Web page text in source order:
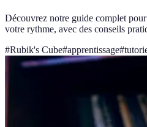
Découvrez notre guide complet
votre rythme, avec des conseils
#Rubik's Cube#apprentissage#